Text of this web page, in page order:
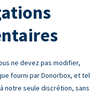
ne devez pas modifier,
fourni par Donorbox, et tel
notre seule discrétion, sans